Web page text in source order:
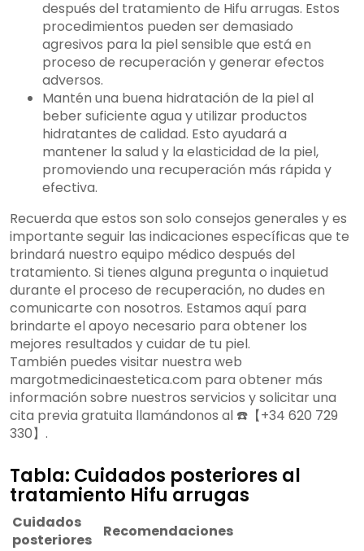
después del tratamiento de Hifu arrugas. Estos
procedimientos pueden ser demasiado
agresivos para la piel sensible que está en
proceso de recuperación y generar efectos
adversos.
Mantén una buena hidratación de la piel al
beber suficiente agua y utilizar productos
hidratantes de calidad. Esto ayudará a
mantener la salud y la elasticidad de la piel,
promoviendo una recuperación más rápida y
efectiva.
Recuerda que estos son solo consejos generales y es
importante seguir las indicaciones específicas que te
brindará nuestro equipo médico después del
tratamiento. Si tienes alguna pregunta o inquietud
durante el proceso de recuperación, no dudes en
comunicarte con nosotros. Estamos aquí para
brindarte el apoyo necesario para obtener los
mejores resultados y cuidar de tu piel.
También puedes visitar nuestra web
margotmedicinaestetica.com para obtener más
información sobre nuestros servicios y solicitar una
cita previa gratuita llamándonos al ☎️【+34 620 729
330】.
Tabla: Cuidados posteriores al
tratamiento Hifu arrugas
Cuidados
posteriores
Recomendaciones